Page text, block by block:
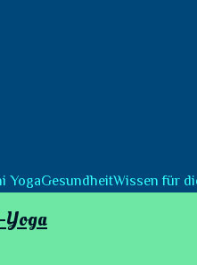
YogaGesundheitWissen für